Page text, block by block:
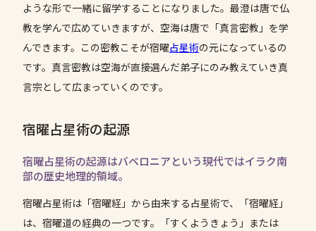
ような形で一緒に留学することになりました。最澄は唐で仏
教を学んで広めていきますが、空海は唐で「真言密教」を学
んできます。この密教こそが宿曜占星術の元になっているの
です。真言密教は空海が直接選んだ弟子にのみ教えていき真
言宗として広まっていくのです。
宿曜占星術の起源
宿曜占星術の起源はバベロニアという現代ではイラク南
部の歴史地理的領域。
宿曜占星術は「宿曜経」から由来する占星術で、「宿曜経」
は、宿曜道の経典の一つです。「すくようきょう」または